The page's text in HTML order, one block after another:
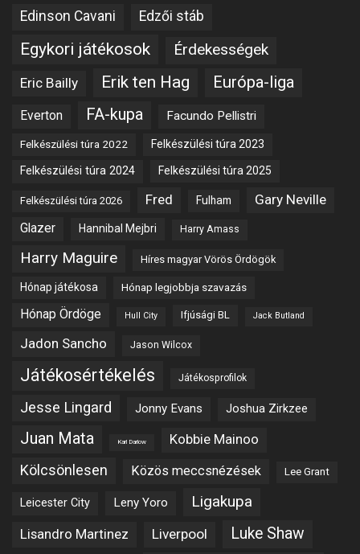
Edinson Cavani Edzői stáb
Egykori játékosok Érdekességek
Eric Bailly Erik ten Hag Európa-liga
Everton FA-kupa Facundo Pellistri
Felkészülési túra 2022 Felkészülési túra 2023
Felkészülési túra 2024 Felkészülési túra 2025
Felkészülési túra 2026 Fred Fulham Gary Neville
Glazer Hannibal Mejbri Harry Amass
Harry Maguire Híres magyar Vörös Ördögök
Hónap játékosa Hónap legjobbja szavazás
Hónap Ördöge Hull City Ifjúsági BL Jack Butland
Jadon Sancho Jason Wilcox
Játékosértékelés Játékosprofilok
Jesse Lingard Jonny Evans Joshua Zirkzee
Juan Mata Karl Darlow Kobbie Mainoo
Kölcsönlesen Közös meccsnézések Lee Grant
Leicester City Leny Yoro Ligakupa
Lisandro Martinez Liverpool Luke Shaw